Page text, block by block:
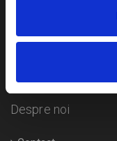
Despre noi